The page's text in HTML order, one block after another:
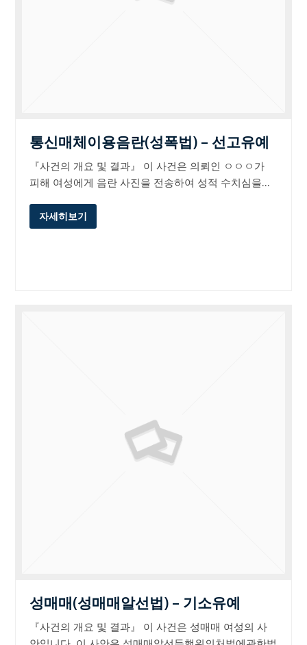
통신매체이용음란(성폭법) – 선고유예
『사건의 개요 및 결과』 이 사건은 의뢰인 ㅇㅇㅇ가
피해 여성에게 음란 사진을 전송하여 성적 수치심을…
자세히보기
성매매(성매매알선법) – 기소유예
『사건의 개요 및 결과』 이 사건은 성매매 여성의 사